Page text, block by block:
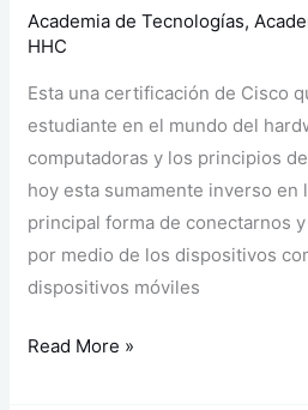
Academia de Tecnologías,
HHC
Esta una certificación de Cisco
estudiante en el mundo del
computadoras y los principios
hoy esta sumamente inverso en
principal forma de conectarnos
por medio de los dispositivos
dispositivos móviles
Read More »